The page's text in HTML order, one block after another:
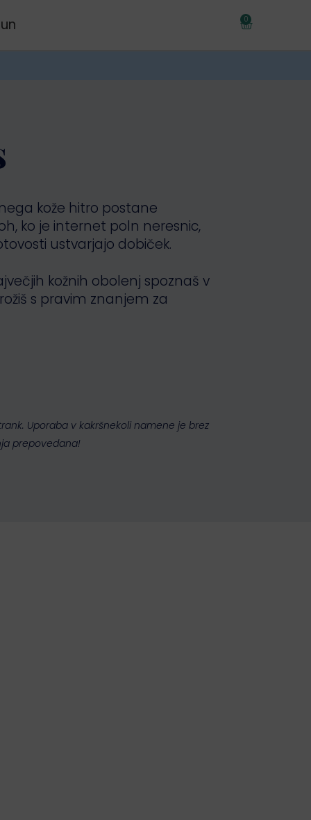
0
kože hitro postane
ko je internet poln neresnic,
ustvarjajo dobiček.
kožnih obolenj spoznaš v
s pravim znanjem za
Uporaba v kakršnekoli namene je brez
prepovedana!